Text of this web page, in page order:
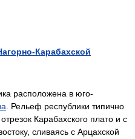
Карабахской
расположена в юго-
. Рельеф республики типично
Карабахского плато и с
сливаясь с Арцахской